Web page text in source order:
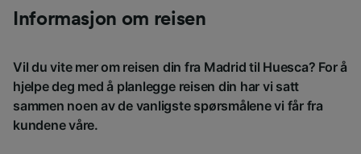
Informasjon om reisen
Vil du vite mer om reisen din fra Madrid til Huesca? For å
hjelpe deg med å planlegge reisen din har vi satt
sammen noen av de vanligste spørsmålene vi får fra
kundene våre.